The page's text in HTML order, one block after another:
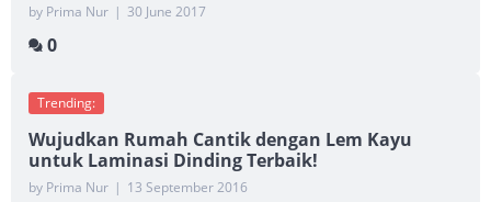
by Prima Nur | 30 June 2017
0
Trending:
Wujudkan Rumah Cantik dengan Lem Kayu
untuk Laminasi Dinding Terbaik!
by Prima Nur | 13 September 2016